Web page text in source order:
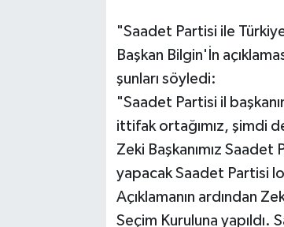
"Saadet Partisi ile
Başkan Bilgin'İn
şunları söyledi:
"Saadet Partisi il
ittifak ortağımız, şimdi
Zeki Başkanımız
yapacak Saadet Partisi
Açıklamanın ardından
Seçim Kuruluna yapıldı.